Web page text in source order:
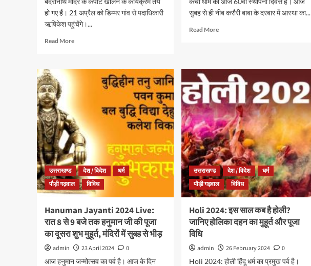
हो गए हैं। 21 अप्रैल को डिम्मर गांव से पदाधिकारी
ऋषिकेश पहुंचेंगे।...
Read More
सुबह से ही नीब करौरी बाबा के दरबार में आस्था का...
Read More
उत्तराखण्ड देश / विदेश
धर्म
पौड़ी गढ़वाल
विविध
Hanuman Jayanti 2024 Live:
रात 8 से 9 बजे तक हनुमान जी की पूजा
का दूसरा शुभ मुहूर्त, मंदिरों में सुबह से भीड़
admin 23 April 2024
0
आज हनुमान जन्मोत्सव का पर्व है। आज के दिन
उत्तराखण्ड देश / विदेश
धर्म
पौड़ी गढ़वाल
विविध
Holi 2024: इस साल कब है होली?
जानिए होलिका दहन का मुहूर्त और पूजा
विधि
admin 26 February 2024
0
Holi 2024: होली हिंदू धर्म का प्रमुख पर्व है।